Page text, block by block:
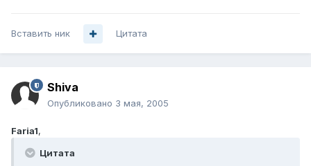
Вставить ник Цитата
Shiva
Опубликовано 3 мая, 2005
Faria1,
Цитата